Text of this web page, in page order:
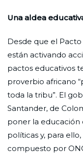
Una aldea
Desde que el Pacto
están activando
pactos educativos
proverbio africano
toda la tribu”. El
Santander, de
poner la educación
políticas y, para
compuesto por